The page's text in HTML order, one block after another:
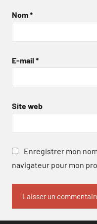
Nom*
E-mail *
Site web
Enregistrer mon
navigateur pour mon